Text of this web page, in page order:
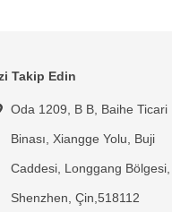
Takip Edin
Oda 1209, B B, Baihe Ticari
Binası, Xiangge Yolu, Buji
Caddesi, Longgang Bölgesi,
Shenzhen, Çin,518112